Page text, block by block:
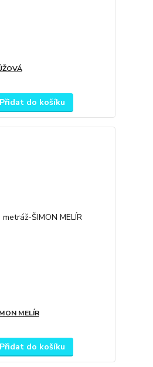
Přidat do košíku
MELÍR
Přidat do košíku